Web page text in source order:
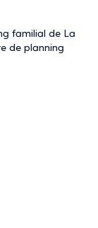
familial de La
de planning